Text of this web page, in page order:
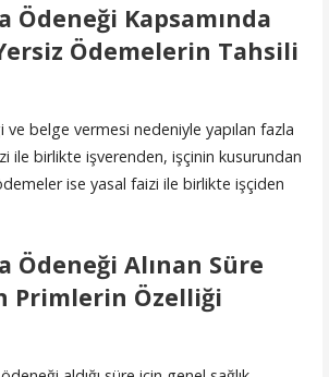
Ödeneği Kapsamında
Ödemelerin Tahsili
ve belge vermesi nedeniyle yapılan fazla
ile birlikte işverenden, işçinin kusurundan
ise yasal faizi ile birlikte işçiden
Ödeneği Alınan Süre
Primlerin Özelliği